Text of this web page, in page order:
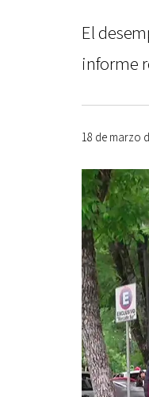
El
informe
18 de marzo